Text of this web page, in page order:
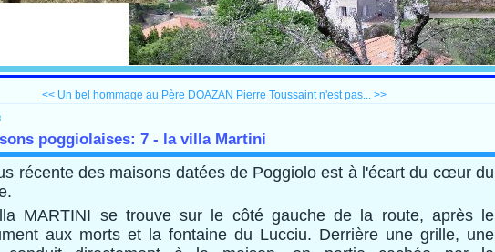
<< Un bel hommage au Père DOAZAN Pierre Toussaint n'est pas... >>
poggiolaises: 7 - la villa Martini
récente des maisons datées de Poggiolo est à l'écart du cœur du
MARTINI se trouve sur le côté gauche de la route, après le
aux morts et la fontaine du Lucciu. Derrière une grille, une